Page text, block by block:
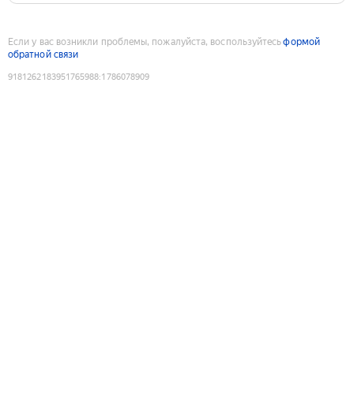
Если у вас возникли проблемы, пожалуйста, воспользуйтесьформой
обратной связи
9181262183951765988:1786078909